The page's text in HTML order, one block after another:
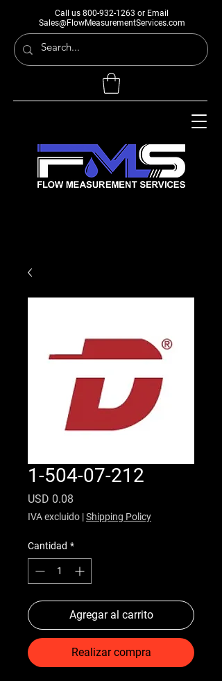
Call us 800-932-1263 or Email
Sales@FlowMeasurementServices.com
1-504-07-212
USD 0.08
IVA excluido |Shipping Policy
Cantidad *
Agregar al carrito
Realizar compra